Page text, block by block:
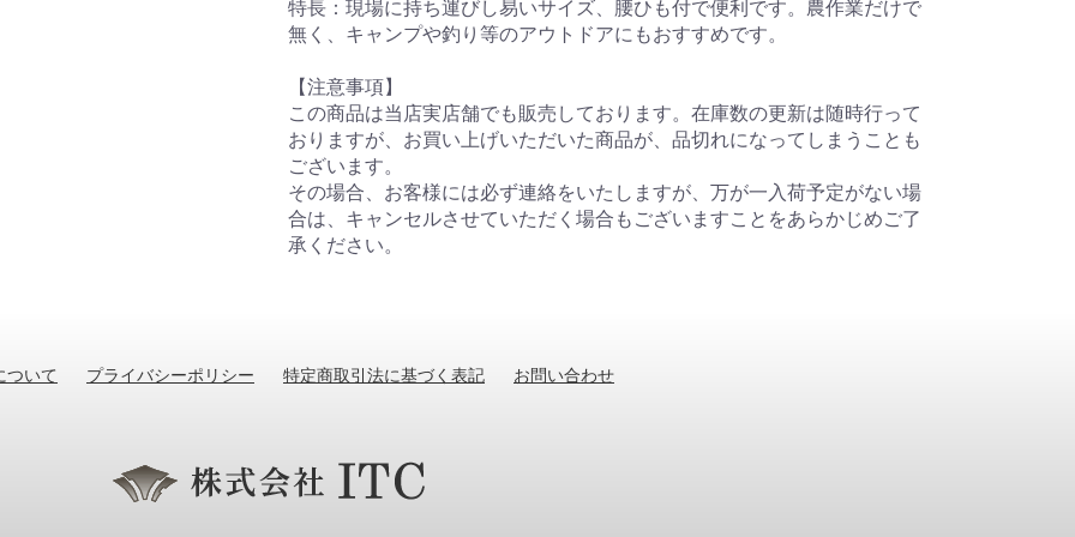
特長：現場に持ち運びし易いサイズ、腰ひも付で便利です。農作業だけで
無く、キャンプや釣り等のアウトドアにもおすすめです。
【注意事項】
この商品は当店実店舗でも販売しております。在庫数の更新は随時行って
おりますが、お買い上げいただいた商品が、品切れになってしまうことも
ございます。
その場合、お客様には必ず連絡をいたしますが、万が一入荷予定がない場
合は、キャンセルさせていただく場合もございますことをあらかじめご了
承ください。
ついて プライバシーポリシー 特定商取引法に基づく表記 お問い合わせ